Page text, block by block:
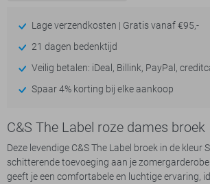
Lage verzendkosten | Gratis vanaf €95,-
21 dagen bedenktijd
Veilig betalen: iDeal, Billink, PayPal,
Spaar 4% korting bij elke aankoop
C&S The Label roze dames broek
Deze levendige C&S The Label broek in de kleur
schitterende toevoeging aan je
geeft je een comfortabele en luchtige ervaring,